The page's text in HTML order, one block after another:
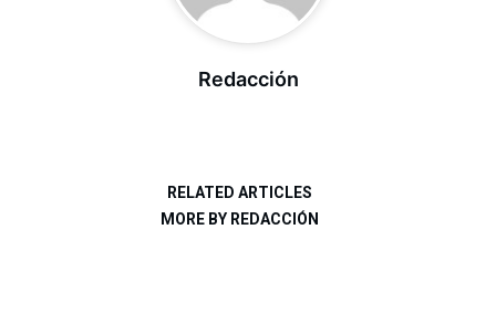
Redacción
RELATED ARTICLES
MORE BY REDACCIÓN